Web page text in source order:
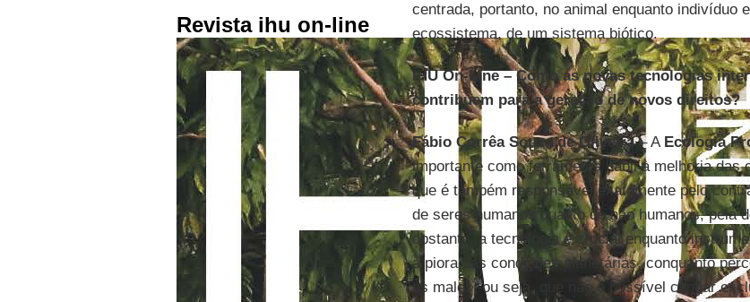
Revista ihu on-line
centrada, portanto, no animal enquanto indivíduo
ecossistema, de um sistema biótico.
IHU On-Line – Como as novas tecnologias
contribuem para a geração de novos direitos?
Fábio Corrêa Souza de Oliveira– A Ecologia
importante como ferramenta hábil à melhoria das
que é também responsável exatamente pelo
de seres humanos quanto de não humanos, pela
obstante, a tecnologia é crucial enquanto
à piora das condições planetárias, conquanto
os males, ou seja, que não é possível confiar